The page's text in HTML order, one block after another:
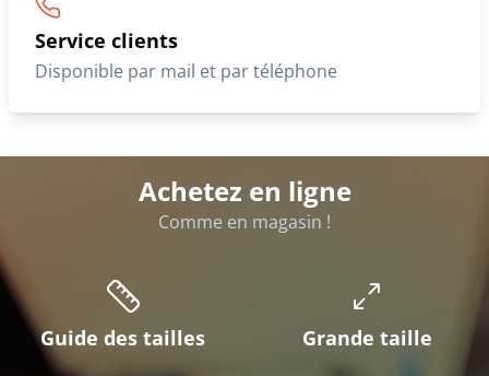
Service clients
Disponible par mail et par téléphone
Achetez en ligne
Comme en magasin !
Guide des tailles Grande taille